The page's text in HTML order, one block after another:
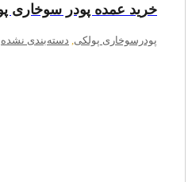
خرید عمده پودر سوخاری
پودرسوخاری پولکی دسته‌بندی نشده